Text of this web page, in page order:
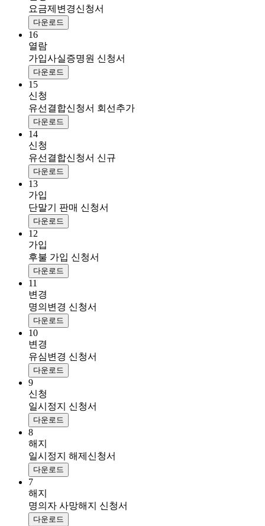
요금제변경신청서
다운로드
16
열람
가입사실증명원 신청서
다운로드
15
신청
유선결합신청서 회선추가
다운로드
14
신청
유선결합신청서 신규
다운로드
13
가입
단말기 판매 신청서
다운로드
12
가입
후불 가입 신청서
다운로드
11
변경
명의변경 신청서
다운로드
10
변경
유심변경 신청서
다운로드
9
신청
일시정지 신청서
다운로드
8
해지
일시정지 해제신청서
다운로드
7
해지
명의자 사망해지 신청서
다운로드